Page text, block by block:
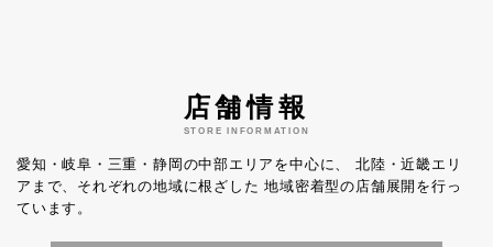
店舗情報
STORE INFORMATION
愛知・岐阜・三重・静岡の中部エリアを中心に、
北陸・近畿エリ
アまで、それぞれの地域に根ざした 地域密着型の店舗展開を行っ
ています。